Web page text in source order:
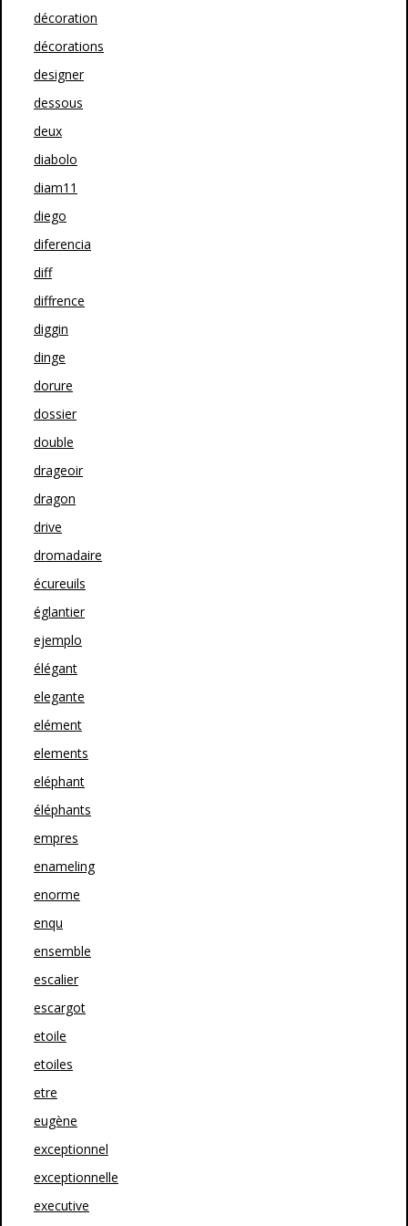
décoration
décorations
designer
dessous
deux
diabolo
diam11
diego
diferencia
diff
diffrence
diggin
dinge
dorure
dossier
double
drageoir
dragon
drive
dromadaire
écureuils
églantier
ejemplo
élégant
elegante
elément
elements
eléphant
éléphants
empres
enameling
enorme
enqu
ensemble
escalier
escargot
etoile
etoiles
etre
eugène
exceptionnel
exceptionnelle
executive